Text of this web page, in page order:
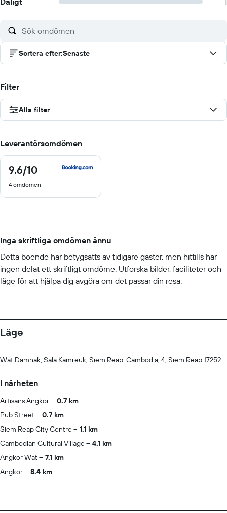
Sortera efter:Senaste
Filter
Alla filter
Leverantörsomdömen
9.6/10
9.6
10
4 omdömen
Inga skriftliga omdömen ännu
Detta boende har betygsatts av tidigare gäster, men hittills har
ingen delat ett skriftligt omdöme. Utforska bilder, faciliteter och
läge för att hjälpa dig avgöra om det passar din resa.
Läge
Wat Damnak, Sala Kamreuk, Siem Reap-Cambodia, 4, Siem Reap 17252
I närheten
Artisans Angkor
0.7 km
Pub Street
0.7 km
Siem Reap City Centre
1.1 km
Cambodian Cultural Village
4.1 km
Angkor Wat
7.1 km
Angkor
8.4 km